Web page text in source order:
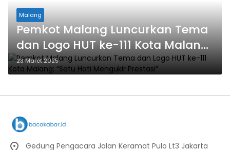
Malang
Pemkot Malang Luncurkan Tema
dan Logo HUT ke-111 Kota Malang:
“Satu Hati Mengukir Prestasi”
23 Maret 2025
Gedung Pengacara Jalan Keramat Pulo Lt3 Jakarta